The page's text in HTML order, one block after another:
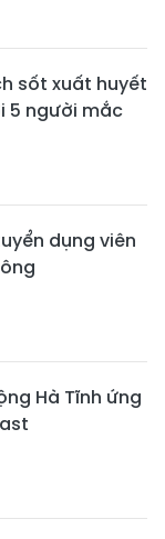
sốt xuất huyết
5 người mắc
dụng viên
Hà Tĩnh ứng